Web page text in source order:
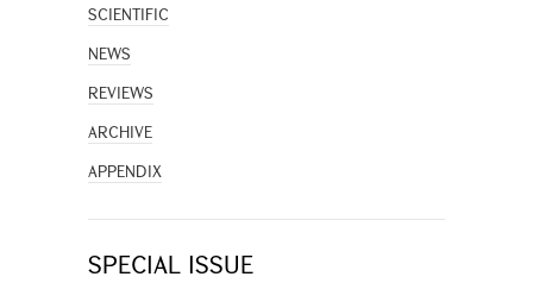
SCIENTIFIC
NEWS
REVIEWS
ARCHIVE
APPENDIX
SPECIAL ISSUE